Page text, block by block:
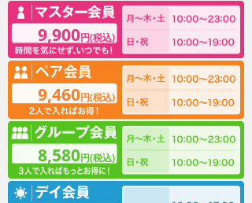
9,900円(税込)
9,460円(税込)
8,580円(税込)